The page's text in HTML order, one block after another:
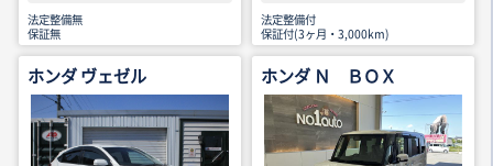
法定整備無
保証無
法定整備付
保証付(3ヶ月・3,000km)
ホンダ ヴェゼル ホンダ Ｎ ＢＯＸ